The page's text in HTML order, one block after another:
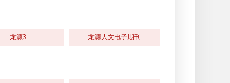
龙源3 龙源人文电子期刊